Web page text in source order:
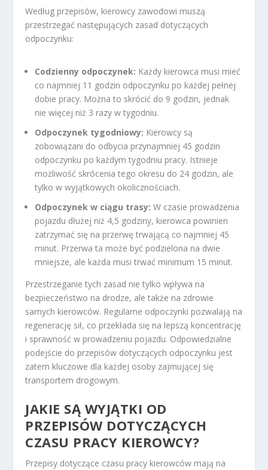
Według przepisów, kierowcy zawodowi muszą
przestrzegać następujących zasad dotyczących
odpoczynku:
Codzienny odpoczynek: Każdy kierowca musi mieć
co najmniej 11 godzin odpoczynku po każdej pełnej
dobie pracy. Można to skrócić do 9 godzin, jednak
nie więcej niż 3 razy w tygodniu.
Odpoczynek tygodniowy: Kierowcy są
zobowiązani do odbycia przynajmniej 45 godzin
odpoczynku po każdym tygodniu pracy. Istnieje
możliwość skrócenia tego okresu do 24 godzin, ale
tylko w wyjątkowych okolicznościach.
Odpoczynek w ciągu trasy: W czasie prowadzenia
pojazdu dłużej niż 4,5 godziny, kierowca powinien
zatrzymać się na przerwę trwającą co najmniej 45
minut. Przerwa ta może być podzielona na dwie
mniejsze, ale każda musi trwać minimum 15 minut.
Przestrzeganie tych zasad nie tylko wpływa na
bezpieczeństwo na drodze, ale także na zdrowie
samych kierowców. Regularne odpoczynki pozwalają na
regenerację sił, co przekłada się na lepszą koncentrację
i sprawność w prowadzeniu pojazdu. Odpowiedzialne
podejście do przepisów dotyczących odpoczynku jest
zatem kluczowe dla każdej osoby zajmującej się
transportem drogowym.
JAKIE SĄ WYJĄTKI OD
PRZEPISÓW DOTYCZĄCYCH
CZASU PRACY KIEROWCY?
Przepisy dotyczące czasu pracy kierowców mają na